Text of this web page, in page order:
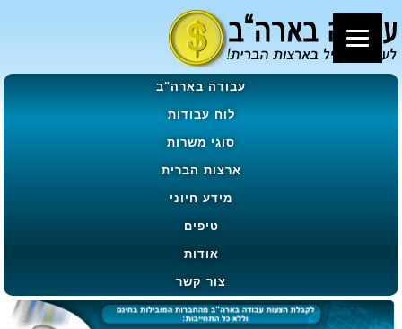
עבודה בארה"ב
לוח עבודות
סוגי משרות
ארצות הברית
מידע חיוני
טיפים
אודות
צור קשר